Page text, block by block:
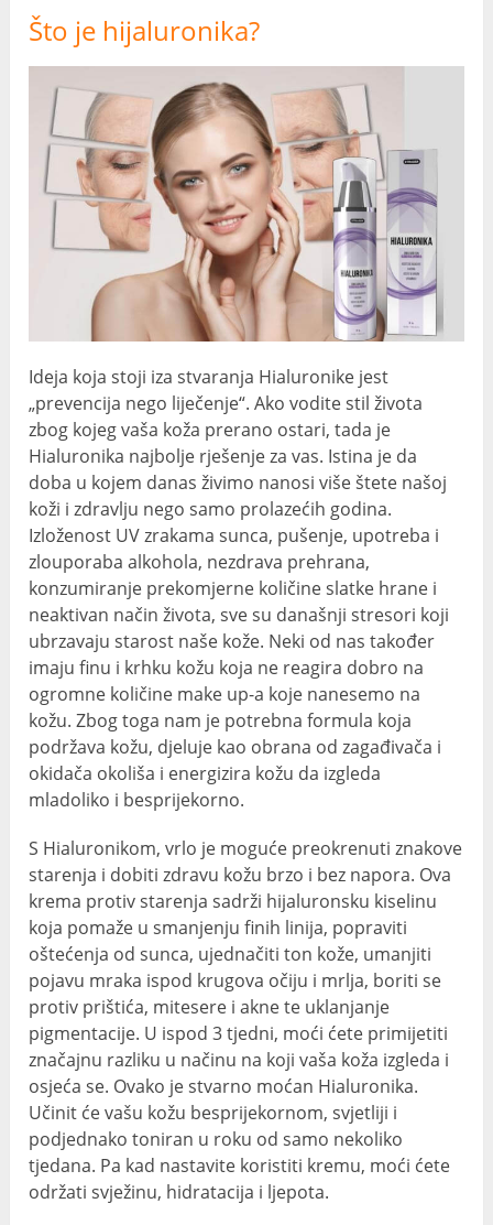
Što je hijaluronika?
Ideja koja stoji iza stvaranja Hialuronike jest
„prevencija nego liječenje“. Ako vodite stil života
zbog kojeg vaša koža prerano ostari, tada je
Hialuronika najbolje rješenje za vas. Istina je da
doba u kojem danas živimo nanosi više štete našoj
koži i zdravlju nego samo prolazećih godina.
Izloženost UV zrakama sunca, pušenje, upotreba i
zlouporaba alkohola, nezdrava prehrana,
konzumiranje prekomjerne količine slatke hrane i
neaktivan način života, sve su današnji stresori koji
ubrzavaju starost naše kože. Neki od nas također
imaju finu i krhku kožu koja ne reagira dobro na
ogromne količine make up-a koje nanesemo na
kožu. Zbog toga nam je potrebna formula koja
podržava kožu, djeluje kao obrana od zagađivača i
okidača okoliša i energizira kožu da izgleda
mladoliko i besprijekorno.
S Hialuronikom, vrlo je moguće preokrenuti znakove
starenja i dobiti zdravu kožu brzo i bez napora. Ova
krema protiv starenja sadrži hijaluronsku kiselinu
koja pomaže u smanjenju finih linija, popraviti
oštećenja od sunca, ujednačiti ton kože, umanjiti
pojavu mraka ispod krugova očiju i mrlja, boriti se
protiv prištića, mitesere i akne te uklanjanje
pigmentacije. U ispod 3 tjedni, moći ćete primijetiti
značajnu razliku u načinu na koji vaša koža izgleda i
osjeća se. Ovako je stvarno moćan Hialuronika.
Učinit će vašu kožu besprijekornom, svjetliji i
podjednako toniran u roku od samo nekoliko
tjedana. Pa kad nastavite koristiti kremu, moći ćete
održati svježinu, hidratacija i ljepota.